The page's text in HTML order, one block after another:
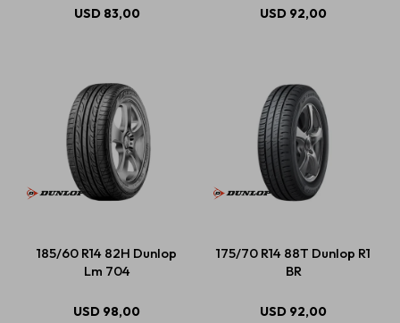
USD 83,00 USD 92,00
185/60 R14 82H Dunlop
Lm 704
USD 98,00
175/70 R14 88T Dunlop R1
BR
USD 92,00